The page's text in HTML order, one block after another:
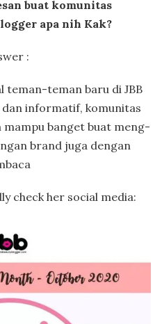
buat komunitas
apa nih Kak?
:
teman-teman baru di JBB
dan informatif, komunitas
banget buat meng-
brand juga dengan
check her social media: